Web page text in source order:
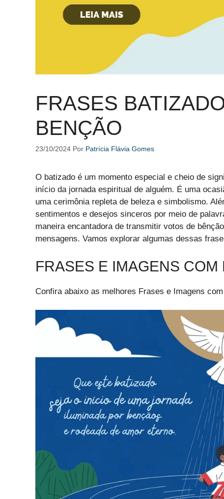
FRASES
BENÇÃO
23/10/2024 Por Patrícia Flávia Gomes
O batizado é um momento especial e cheio de
início da jornada espiritual de alguém. É uma
uma cerimônia repleta de beleza e simbolismo.
sentimentos e desejos sinceros por meio de
maneira encantadora de transmitir votos de
mensagens. Vamos explorar algumas dessas
FRASES E IMAGENS COM
Confira abaixo as melhores Frases e Imagens